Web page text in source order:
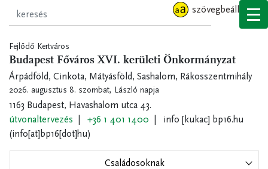
szövegbeállítások
Fejlődő Kertváros
Budapest Főváros XVI. kerületi Önkormányzat
Árpádföld, Cinkota, Mátyásföld, Sashalom, Rákosszentmihály
2026. augusztus 8. szombat, László napja
1163 Budapest, Havashalom utca 43.
útvonaltervezés
+36 1 401 1400 info [kukac] bp16.hu
(info[at]bp16[dot]hu)
Családosoknak